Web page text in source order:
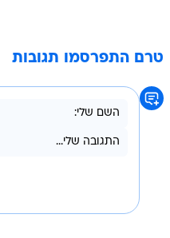
טרם התפרסמו תגובות